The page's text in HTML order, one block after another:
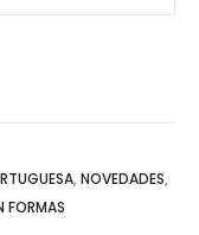
, NOVEDADES,
FORMAS